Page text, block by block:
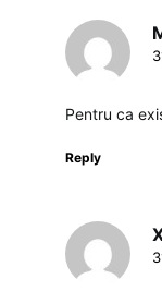
Pentru ca
Reply